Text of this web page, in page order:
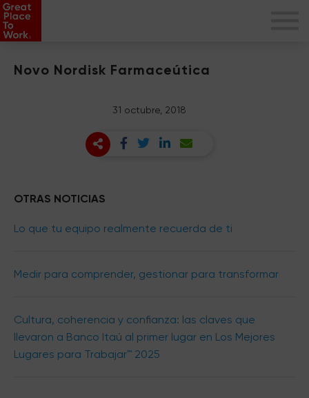
Novo Nordisk Farmaceútica
31 octubre, 2018
OTRAS NOTICIAS
Lo que tu equipo realmente recuerda de ti
Medir para comprender, gestionar para transformar
Cultura, coherencia y confianza: las claves que
llevaron a Banco Itaú al primer lugar en Los Mejores
Lugares para Trabajar™ 2025